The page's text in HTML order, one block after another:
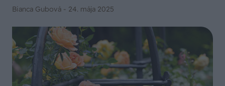
Bianca Gubová - 24. mája 2025